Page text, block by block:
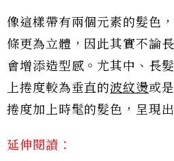
像這樣帶有兩個元素的髮色
條更為立體，因此其實不論
會增添造型感。尤其中、長
上捲度較為垂直的波紋燙或是
捲度加上時髦的髮色，呈現
延伸閱讀：